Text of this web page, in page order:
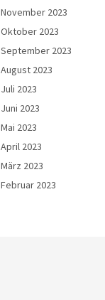
November 2023
Oktober 2023
September 2023
August 2023
Juli 2023
Juni 2023
Mai 2023
April 2023
März 2023
Februar 2023